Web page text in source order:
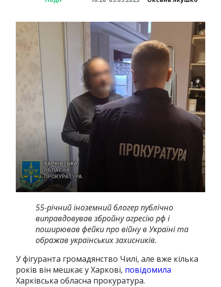
55-річний іноземний блогер публічно
виправдовував збройну агресію рф і
поширював фейки про війну в Україні та
ображав українських захисників.
У фігуранта громадянство Чилі, але вже кілька
років він мешкає у Харкові, повідомила
Харківська обласна прокуратура.